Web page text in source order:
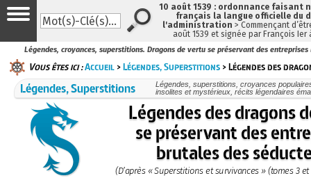
Légendes, croyances, superstitions. Dragons de vertu se préservant des
Vous êtes ici :Accueil >Légendes, Superstitions > Légendes des
Légendes, Superstitions
Légendes, superstitions, croyances
insolites et mystérieux, récits légendaires
Légendes des dragons
se préservant des
brutales des
(D’après « Superstitions et survivances » (tomes 3
10 août 1539 : ordonnance faisant
français la langue officielle du
l'administration > Commençant
août 1539 et signée par François